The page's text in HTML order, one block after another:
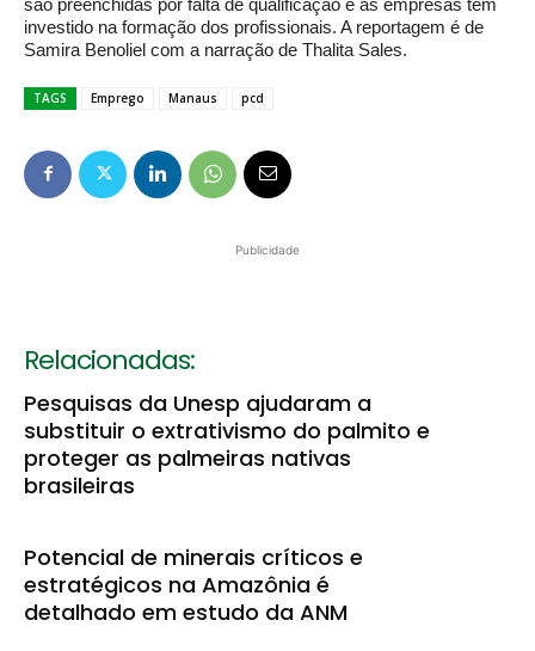
são preenchidas por falta de qualificação e as empresas tem
investido na formação dos profissionais. A reportagem é de
Samira Benoliel com a narração de Thalita Sales.
TAGS Emprego Manaus pcd
Publicidade
Relacionadas:
Pesquisas da Unesp ajudaram a
substituir o extrativismo do palmito e
proteger as palmeiras nativas
brasileiras
Potencial de minerais críticos e
estratégicos na Amazônia é
detalhado em estudo da ANM